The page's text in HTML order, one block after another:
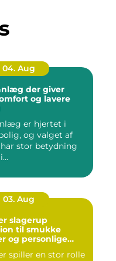
04. Aug
der giver
og lavere
er hjertet i
og valget af
stor betydning
03. Aug
slagerup
til smukke
og personlige
spiller en stor rolle